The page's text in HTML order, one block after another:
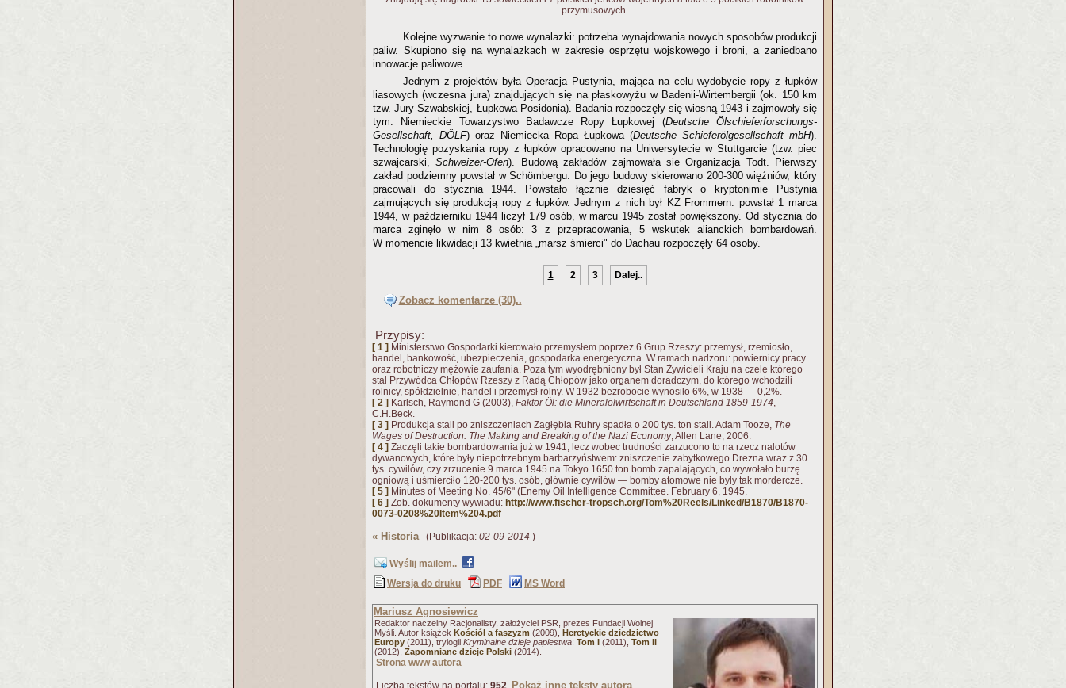
przymusowych.
Kolejne wyzwanie to nowe wynalazki: potrzeba wynajdowania nowych sposobów produkcji
paliw. Skupiono się na wynalazkach w zakresie osprzętu wojskowego i broni, a zaniedbano
innowacje paliwowe.
Jednym z projektów była Operacja Pustynia, mająca na celu wydobycie ropy z łupków
liasowych (wczesna jura) znajdujących się na płaskowyżu w Badenii-Wirtembergii (ok. 150 km
tzw. Jury Szwabskiej, Łupkowa Posidonia). Badania rozpoczęły się wiosną 1943 i zajmowały się
tym: Niemieckie Towarzystwo Badawcze Ropy Łupkowej (Deutsche Ölschieferforschungs-
Gesellschaft, DÖLF) oraz Niemiecka Ropa Łupkowa (Deutsche Schieferölgesellschaft mbH).
Technologię pozyskania ropy z łupków opracowano na Uniwersytecie w Stuttgarcie (tzw. piec
szwajcarski,Schweizer-Ofen). Budową zakładów zajmowała sie Organizacja Todt. Pierwszy
zakład podziemny powstał w Schömbergu. Do jego budowy skierowano 200-300 więźniów, który
pracowali do stycznia 1944. Powstało łącznie dziesięć fabryk o kryptonimie Pustynia
zajmujących się produkcją ropy z łupków. Jednym z nich był KZ Frommern: powstał 1 marca
1944, w październiku 1944 liczył 179 osób, w marcu 1945 został powiększony. Od stycznia do
marca zginęło w nim 8 osób: 3 z przepracowania, 5 wskutek alianckich bombardowań.
W momencie likwidacji 13 kwietnia „marsz śmierci" do Dachau rozpoczęły 64 osoby.
1 2 3 Dalej..
Zobacz komentarze (30)..
Przypisy:
[ 1 ] Ministerstwo Gospodarki kierowało przemysłem poprzez 6 Grup Rzeszy: przemysł, rzemiosło,
handel, bankowość, ubezpieczenia, gospodarka energetyczna. W ramach nadzoru: powiernicy pracy
oraz robotniczy mężowie zaufania. Poza tym wyodrębniony był Stan Żywicieli Kraju na czele którego
stał Przywódca Chłopów Rzeszy z Radą Chłopów jako organem doradczym, do którego wchodzili
rolnicy, spółdzielnie, handel i przemysł rolny. W 1932 bezrobocie wynosiło 6%, w 1938 — 0,2%.
[ 2 ] Karlsch, Raymond G (2003), Faktor Öl: die Mineralölwirtschaft in Deutschland 1859-1974,
C.H.Beck.
[ 3 ] Produkcja stali po zniszczeniach Zagłębia Ruhry spadła o 200 tys. ton stali. Adam Tooze, The
Wages of Destruction: The Making and Breaking of the Nazi Economy, Allen Lane, 2006.
[ 4 ] Zaczęli takie bombardowania już w 1941, lecz wobec trudności zarzucono to na rzecz nalotów
dywanowych, które były niepotrzebnym barbarzyństwem: zniszczenie zabytkowego Drezna wraz z 30
tys. cywilów, czy zrzucenie 9 marca 1945 na Tokyo 1650 ton bomb zapalających, co wywołało burzę
ogniową i uśmierciło 120-200 tys. osób, głównie cywilów — bomby atomowe nie były tak mordercze.
[ 5 ] Minutes of Meeting No. 45/6" (Enemy Oil Intelligence Committee. February 6, 1945.
[ 6 ] Zob. dokumenty wywiadu: http://www.fischer-tropsch.org/Tom%20Reels/Linked/B1870/B1870-
0073-0208%20Item%204.pdf
« Historia(Publikacja: 02-09-2014 )
Wyślij mailem..
Wersja do druku
PDF MS Word
Mariusz Agnosiewicz
Redaktor naczelny Racjonalisty, założyciel PSR, prezes Fundacji Wolnej
Myśli. Autor książek Kościół a faszyzm (2009),
Heretyckie dziedzictwo
Europy (2011), trylogii Kryminalne dzieje papiestwa: Tom I (2011), Tom II
(2012), Zapomniane dzieje Polski (2014).
Strona www autora
Pokaż inne teksty autora